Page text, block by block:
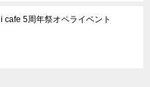
cafe 5周年祭オペライベント